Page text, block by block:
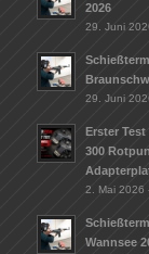
2026
29. Juni
29. Juni
Erster
300
2. Mai 2026
Wannsee